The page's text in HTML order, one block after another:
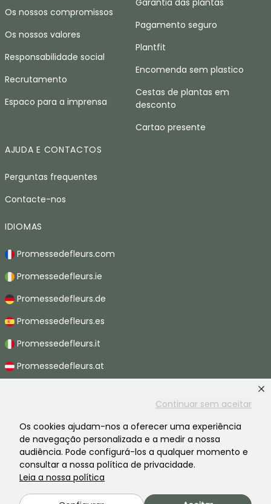
Continuar sem aceitar
Os cookies ajudam-nos a oferecer uma experiência
de navegação personalizada e a medir a nossa
audiência. Pode configurá-los a qualquer momento e
consultar a nossa política de privacidade.
Leia a nossa política
Os nossos compromissos
Os nossos valores
Responsabilidade social
Recrutamento
Espaco para a imprensa
Garantia das plantas
Pagamento seguro
Plantfit
Encomenda sem plastico
Cestas de plantas em
desconto
Cartao presente
AJUDA E CONTACTOS
Perguntas frequentes
Contacte-nos
IDIOMAS
Promessedefleurs.com
Promessedefleurs.ie
Promessedefleurs.de
Promessedefleurs.es
Promessedefleurs.it
Promessedefleurs.at
Promessedefleurs.ch
Avisos legais
CGV- Privacidade